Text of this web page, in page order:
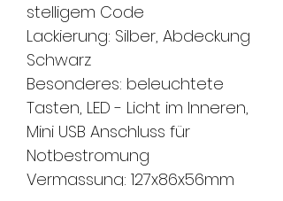
stelligem Code
Lackierung: Silber, Abdeckung
Schwarz
Besonderes: beleuchtete
Tasten, LED - Licht im Inneren,
Mini USB Anschluss für
Notbestromung
Vermassung: 127x86x56mm